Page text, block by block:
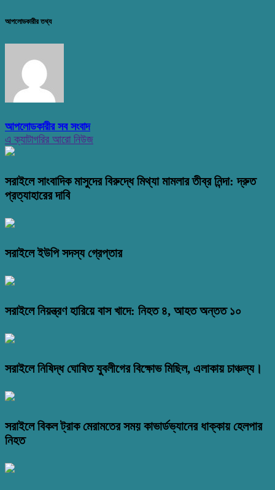
আপলোডকারীর তথ্য
আপলোডকারীর সব সংবাদ
এ ক্যাটাগরির আরো নিউজ
সরাইলে সাংবাদিক মাসুদের বিরুদ্ধে মিথ্যা মামলার তীব্র নিন্দা: দ্রুত
প্রত্যাহারের দাবি
সরাইলে ইউপি সদস্য গ্রেপ্তার
সরাইলে নিয়ন্ত্রণ হারিয়ে বাস খাদে: নিহত ৪, আহত অন্তত ১০
সরাইলে নিষিদ্ধ ঘোষিত যুবলীগের বিক্ষোভ মিছিল, এলাকায় চাঞ্চল্য।
সরাইলে বিকল ট্রাক মেরামতের সময় কাভার্ডভ্যানের ধাক্কায় হেলপার
নিহত